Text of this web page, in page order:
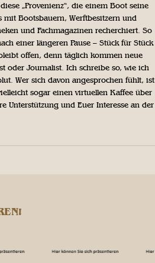
„Provenienz“, die einem Boot seine
mit Bootsbauern, Werftbesitzern und
und Fachmagazinen recherchiert. So
einer längeren Pause – Stück für Stück
offen, denn täglich kommen neue
oder Journalist. Ich schreibe so, wie ich
Wer sich davon angesprochen fühlt, ist
sogar einen virtuellen Kaffee über
Unterstützung und Euer Interesse an der